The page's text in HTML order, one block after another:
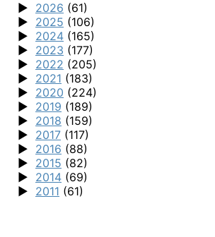
2026 (61)
2025 (106)
2024 (165)
2023 (177)
2022 (205)
2021 (183)
2020 (224)
2019 (189)
2018 (159)
2017 (117)
2016 (88)
2015 (82)
2014 (69)
2011 (61)